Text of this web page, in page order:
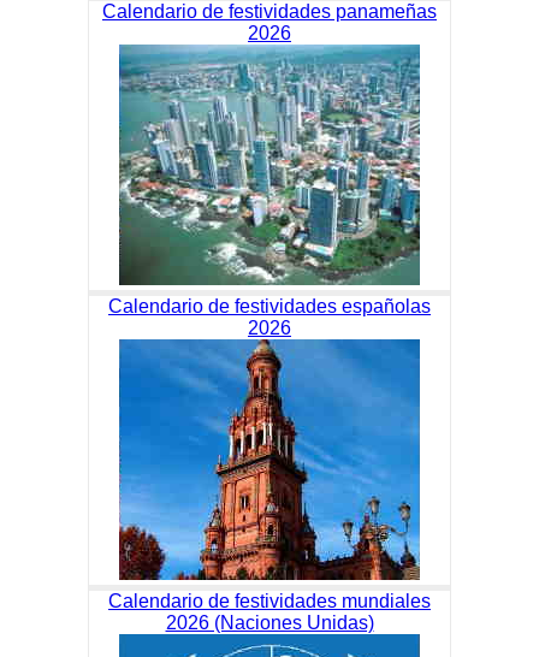
Calendario de festividades panameñas
2026
Calendario de festividades españolas
2026
Calendario de festividades mundiales
2026 (Naciones Unidas)